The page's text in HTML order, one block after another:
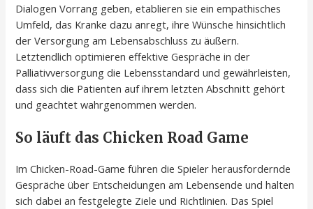
Dialogen Vorrang geben, etablieren sie ein empathisches
Umfeld, das Kranke dazu anregt, ihre Wünsche hinsichtlich
der Versorgung am Lebensabschluss zu äußern.
Letztendlich optimieren effektive Gespräche in der
Palliativversorgung die Lebensstandard und gewährleisten,
dass sich die Patienten auf ihrem letzten Abschnitt gehört
und geachtet wahrgenommen werden.
So läuft das Chicken Road Game
Im Chicken-Road-Game führen die Spieler herausfordernde
Gespräche über Entscheidungen am Lebensende und halten
sich dabei an festgelegte Ziele und Richtlinien. Das Spiel